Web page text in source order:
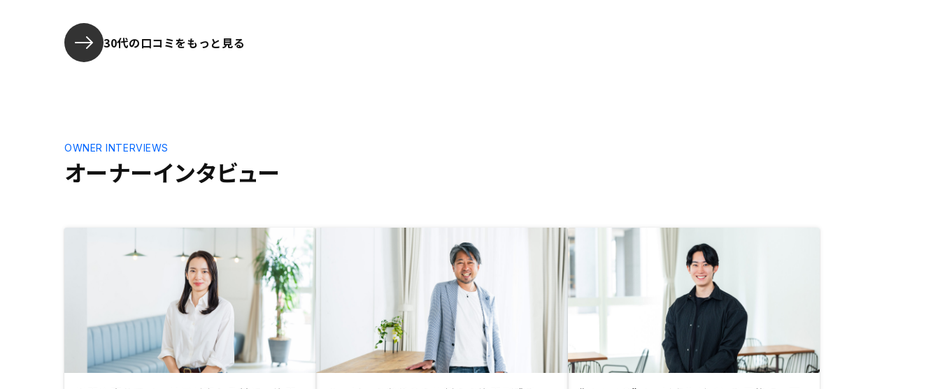
はあります。
30代の口コミをもっと見る
オーナーインタビュー
OWNER INTERVIEWS